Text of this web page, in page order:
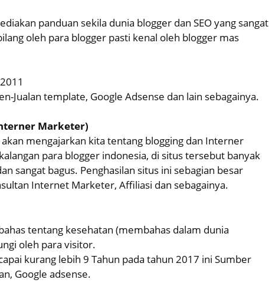
panduan sekila dunia blogger dan SEO yang sangat
oleh para blogger pasti kenal oleh blogger mas
Jualan template, Google Adsense dan lain sebagainya.
Marketer)
mengajarkan kita tentang blogging dan Interner
para blogger indonesia, di situs tersebut banyak
sangat bagus. Penghasilan situs ini sebagian besar
Internet Marketer, Affiliasi dan sebagainya.
tentang kesehatan (membahas dalam dunia
oleh para visitor.
kurang lebih 9 Tahun pada tahun 2017 ini Sumber
Google adsense.